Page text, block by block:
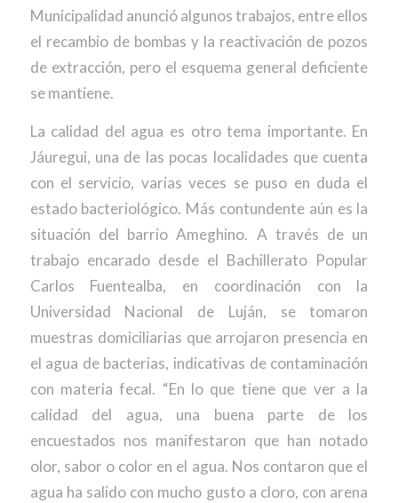
Municipalidad anunció algunos trabajos, entre ellos
el recambio de bombas y la reactivación de pozos
de extracción, pero el esquema general deficiente
se mantiene.
La calidad del agua es otro tema importante. En
Jáuregui, una de las pocas localidades que cuenta
con el servicio, varias veces se puso en duda el
estado bacteriológico. Más contundente aún es la
situación del barrio Ameghino. A través de un
trabajo encarado desde el Bachillerato Popular
Carlos Fuentealba, en coordinación con la
Universidad Nacional de Luján, se tomaron
muestras domiciliarias que arrojaron presencia en
el agua de bacterias, indicativas de contaminación
con materia fecal. “En lo que tiene que ver a la
calidad del agua, una buena parte de los
encuestados nos manifestaron que han notado
olor, sabor o color en el agua. Nos contaron que el
agua ha salido con mucho gusto a cloro, con arena